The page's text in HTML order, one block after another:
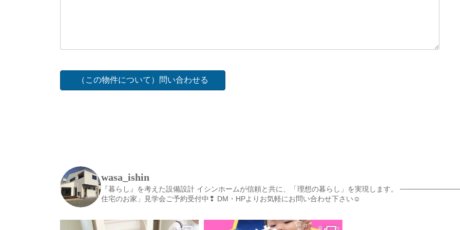
wasa_ishin
『暮らし』を考えた設備設計 イシンホームが信頼と共に、「理想の暮らし」を実現します。
住宅のお家」見学会ご予約受付中❢ DM・HPよりお気軽にお問い合わせ下さい☺︎